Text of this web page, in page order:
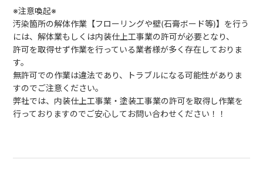
※注意喚起※
汚染箇所の解体作業【フローリングや壁(石膏ボード等)】を行う
には、解体業もしくは内装仕上工事業の許可が必要となり、
許可を取得せず作業を行っている業者様が多く存在しておりま
す。
無許可での作業は違法であり、トラブルになる可能性がありま
すのでご注意ください。
弊社では、内装仕上工事業・塗装工事業の許可を取得し作業を
行っておりますのでご安心してお問い合わせください！！